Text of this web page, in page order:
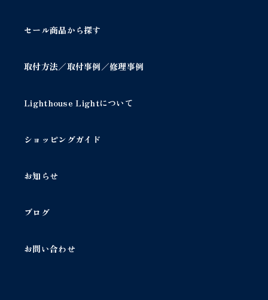
セール商品から探す
取付方法／取付事例／修理事例
Lighthouse Lightについて
ショッピングガイド
お知らせ
ブログ
お問い合わせ